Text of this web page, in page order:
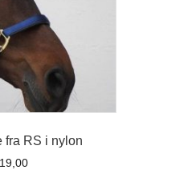
fra RS i nylon